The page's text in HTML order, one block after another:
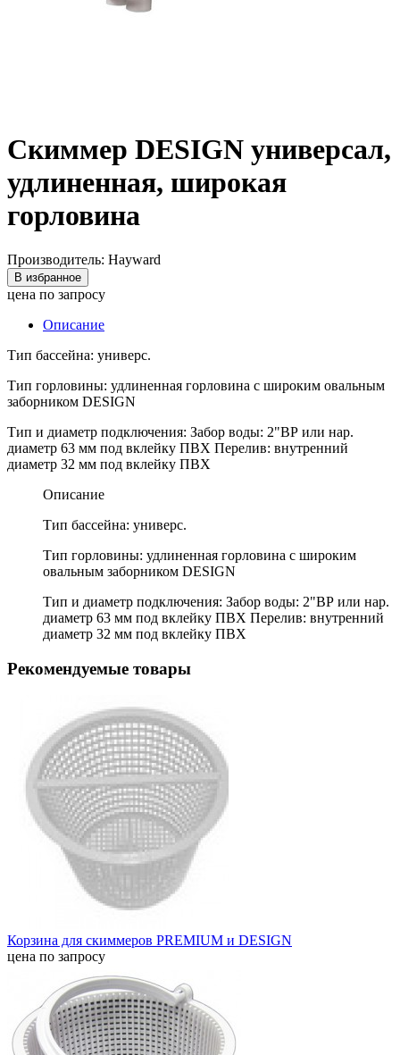
Скиммер DESIGN универсал,
удлиненная, широкая
горловина
Производитель: Hayward
В избранное
цена по запросу
Описание
Тип бассейна: универс.
Тип горловины: удлиненная горловина с широким овальным
заборником DESIGN
Тип и диаметр подключения: Забор воды: 2"ВР или нар.
диаметр 63 мм под вклейку ПВХ Перелив: внутренний
диаметр 32 мм под вклейку ПВХ
Описание
Тип бассейна: универс.
Тип горловины: удлиненная горловина с широким
овальным заборником DESIGN
Тип и диаметр подключения: Забор воды: 2"ВР или нар.
диаметр 63 мм под вклейку ПВХ Перелив: внутренний
диаметр 32 мм под вклейку ПВХ
Рекомендуемые товары
Корзина для скиммеров PREMIUM и DESIGN
цена по запросу